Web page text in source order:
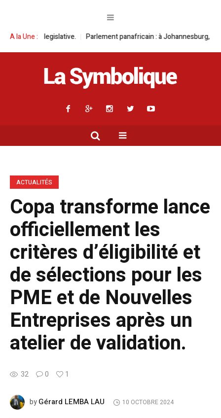
A la Une :Parlement panafricain : à Johannesburg, Aimé Boji Sangara
ACTUALITÉS
Copa transforme lance
officiellement les
critères d’éligibilité et
de sélections pour les
PME et de Nouvelles
Entreprises après un
atelier de validation.
32 0 1
byGérard LEMBA LAU 10 OCTOBRE 2024